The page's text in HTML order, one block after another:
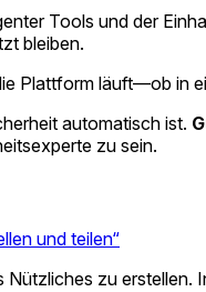
Tools und der
bleiben.
Plattform läuft—ob in
automatisch ist.
zu sein.
und teilen“
zu